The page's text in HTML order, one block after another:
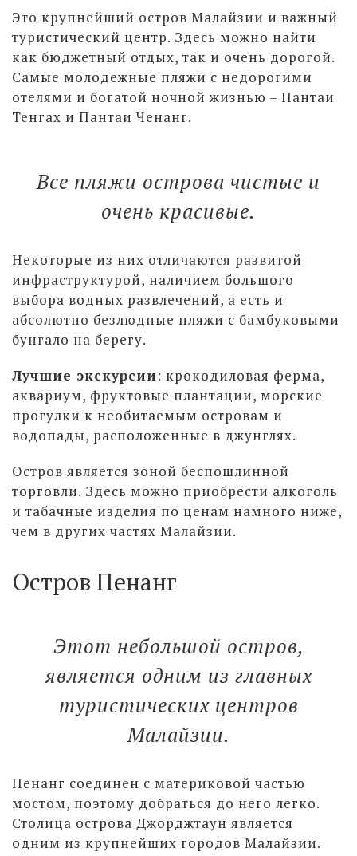
Это крупнейший остров Малайзии и важный
туристический центр. Здесь можно найти
как бюджетный отдых, так и очень дорогой.
Самые молодежные пляжи с недорогими
отелями и богатой ночной жизнью – Пантаи
Тенгах и Пантаи Ченанг.
Все пляжи острова чистые и
очень красивые.
Некоторые из них отличаются развитой
инфраструктурой, наличием большого
выбора водных развлечений, а есть и
абсолютно безлюдные пляжи с бамбуковыми
бунгало на берегу.
Лучшие экскурсии: крокодиловая ферма,
аквариум, фруктовые плантации, морские
прогулки к необитаемым островам и
водопады, расположенные в джунглях.
Остров является зоной беспошлинной
торговли. Здесь можно приобрести алкоголь
и табачные изделия по ценам намного ниже,
чем в других частях Малайзии.
Остров Пенанг
Этот небольшой остров,
является одним из главных
туристических центров
Малайзии.
Пенанг соединен с материковой частью
мостом, поэтому добраться до него легко.
Столица острова Джорджтаун является
одним из крупнейших городов Малайзии.